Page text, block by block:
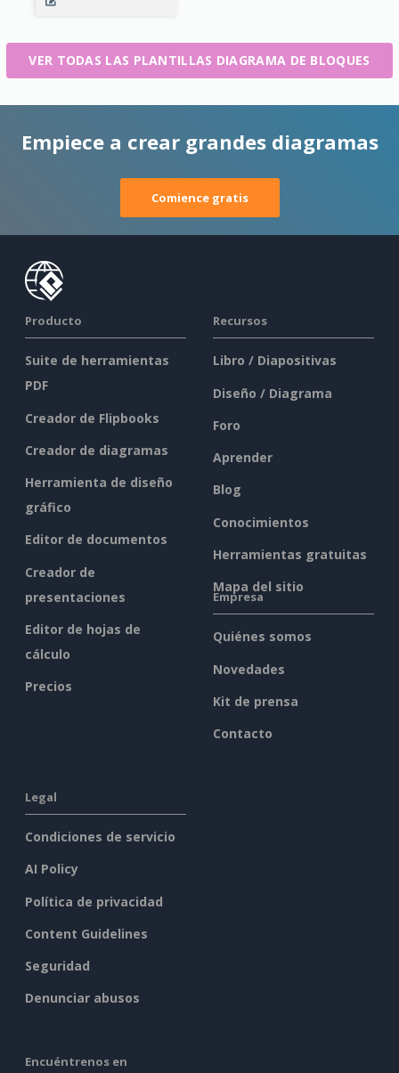
VER TODAS LAS PLANTILLAS DIAGRAMA DE BLOQUES
Empiece a crear grandes diagramas
Comience gratis
Producto
Suite de herramientas
PDF
Creador de Flipbooks
Creador de diagramas
Herramienta de diseño
gráfico
Editor de documentos
Creador de
presentaciones
Editor de hojas de
cálculo
Precios
Recursos
Libro / Diapositivas
Diseño / Diagrama
Foro
Aprender
Blog
Conocimientos
Herramientas gratuitas
Mapa del sitio
Empresa
Quiénes somos
Novedades
Kit de prensa
Contacto
Legal
Condiciones de servicio
AI Policy
Política de privacidad
Content Guidelines
Seguridad
Denunciar abusos
Encuéntrenos en